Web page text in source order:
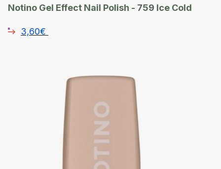
Notino Gel Effect Nail Polish - 759 Ice Cold
3,60€